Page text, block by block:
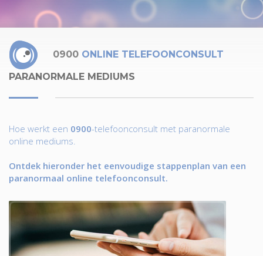
0900 ONLINE TELEFOONCONSULT
PARANORMALE MEDIUMS
Hoe werkt een 0900-telefoonconsult met paranormale
online mediums.
Ontdek hieronder het eenvoudige stappenplan van een
paranormaal online telefoonconsult.